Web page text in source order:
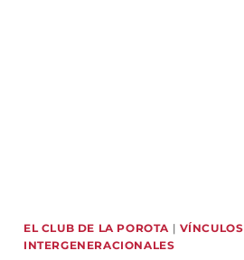
EL CLUB DE LA POROTA| VÍNCULOS
INTERGENERACIONALES